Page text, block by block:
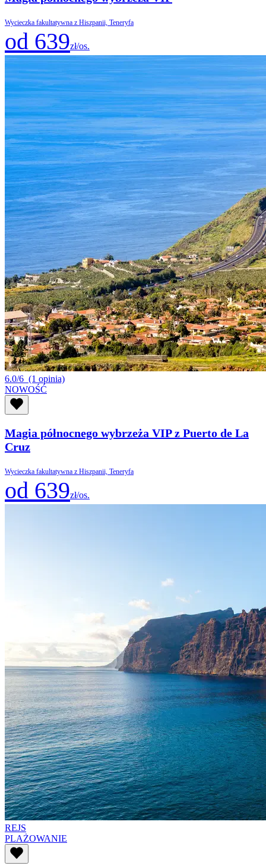
Wycieczka fakultatywna z Hiszpanii, Teneryfa
od 639zł/os.
6.0/6 (1 opinia)
NOWOŚĆ
Magia północnego wybrzeża VIP z Puerto de La
Cruz
Wycieczka fakultatywna z Hiszpanii, Teneryfa
od 639zł/os.
REJS
PLAŻOWANIE